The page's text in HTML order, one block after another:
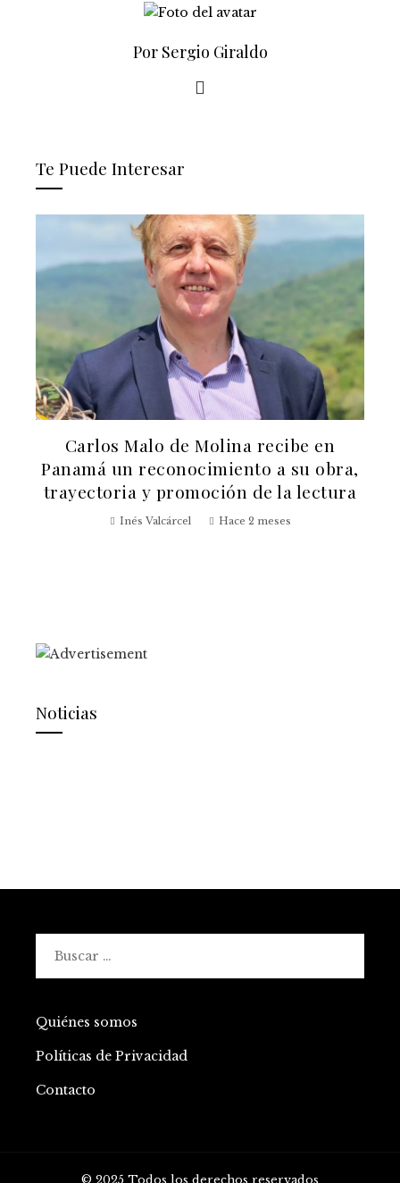
Por Sergio Giraldo
Te Puede Interesar
Carlos Malo de Molina recibe en
Panamá un reconocimiento a su obra,
trayectoria y promoción de la lectura
Inés Valcárcel Hace 2 meses
Noticias
Quiénes somos
Políticas de Privacidad
Contacto
© 2025 Todos los derechos reservados